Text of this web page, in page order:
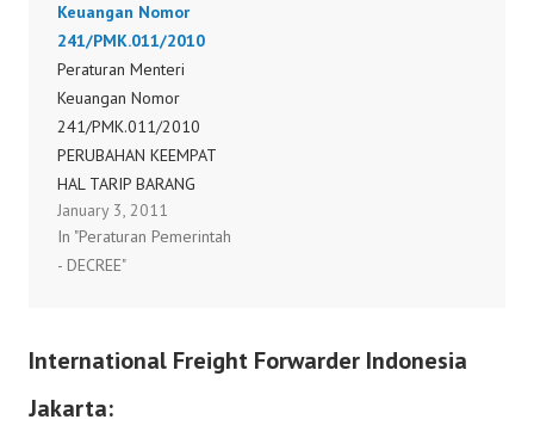
Keuangan Nomor
45/PMK.011/2010
Peraturan Menteri
Keuangan Nomor
46/PMK.011/2010
Peraturan Menteri
Keuangan Nomor
47/PMK.011/2010
Peraturan Menteri
Keuangan Nomor
Keuangan Nomor
Peraturan Menteri
Keuangan Nomor
241/PMK.011/2010
Peraturan Menteri
Keuangan Nomor
241/PMK.011/2010
PERUBAHAN KEEMPAT
HAL TARIP BARANG
IMPOR Peraturan
Menteri Keuangan
Nomor
January 3, 2011
In "Peraturan Pemerintah
- DECREE"
International Freight Forwarder Indonesia
Jakarta: